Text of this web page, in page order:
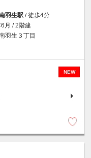
羽生駅 / 徒歩4分
月 / 2階建
羽生３丁目
NEW